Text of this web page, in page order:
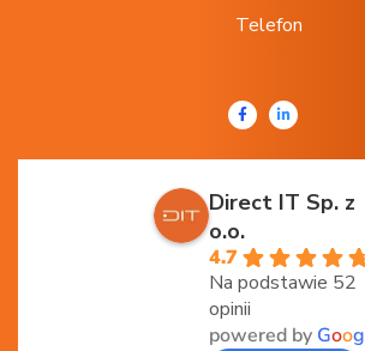
Telefon
Direct IT Sp. z
o.o.
4.7
Na podstawie 52
opinii
powered by Goog